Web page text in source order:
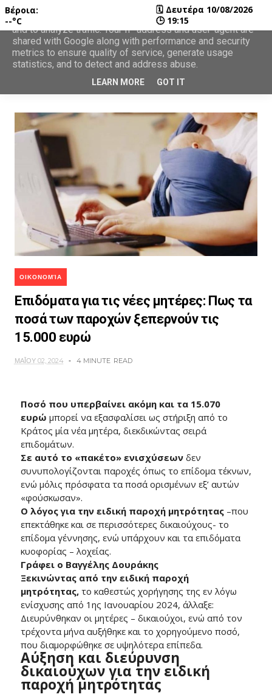
ΟΙΚΟΝΟΜΊΑ
Επιδόματα για τις νέες μητέρες: Πως τα
ποσά των παροχών ξεπερνούν τις
15.000 ευρώ
ΜΑΪ́ΟΥ 02, 2024 4 MINUTE READ
Ποσό που υπερβαίνει ακόμη και τα 15.070
ευρώ μπορεί να εξασφαλίσει ως στήριξη από το
Κράτος μία νέα μητέρα, διεκδικώντας σειρά
επιδομάτων.
Σε αυτό το «πακέτο» ενισχύσεωνδεν
συνυπολογίζονται παροχές όπως το επίδομα τέκνων,
ενώ μόλις πρόσφατα τα ποσά ορισμένων εξ’ αυτών
«φούσκωσαν».
Ο λόγος για την ειδική παροχή μητρότητας–που
επεκτάθηκε και σε περισσότερες δικαιούχους- το
επίδομα γέννησης, ενώ υπάρχουν και τα επιδόματα
κυοφορίας – λοχείας.
Γράφει ο Βαγγέλης Δουράκης
Ξεκινώντας από την ειδική παροχή
μητρότητας, το καθεστώς χορήγησης της εν λόγω
ενίσχυσης από 1ης Ιανουαρίου 2024, άλλαξε:
Διευρύνθηκαν οι μητέρες – δικαιούχοι, ενώ από τον
τρέχοντα μήνα αυξήθηκε και το χορηγούμενο ποσό,
που διαμορφώθηκε σε υψηλότερα επίπεδα.
Αύξηση και διεύρυνση
δικαιούχων για την ειδική
παροχή μητρότητας
Βέροια:
--°C
🗓 Δευτέρα 10/08/2026
🕒 19:15
This site uses cookies from Google to deliver its services
and to analyze traffic. Your IP address and user-agent are
shared with Google along with performance and security
metrics to ensure quality of service, generate usage
statistics, and to detect and address abuse.
LEARN MORE GOT IT